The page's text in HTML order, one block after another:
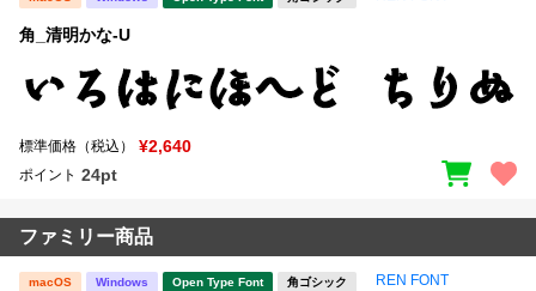
角_清明かな-U
標準価格（税込） ¥2,640
ポイント 24pt
ファミリー商品
macOS Windows Open Type Font 角ゴシック REN FONT